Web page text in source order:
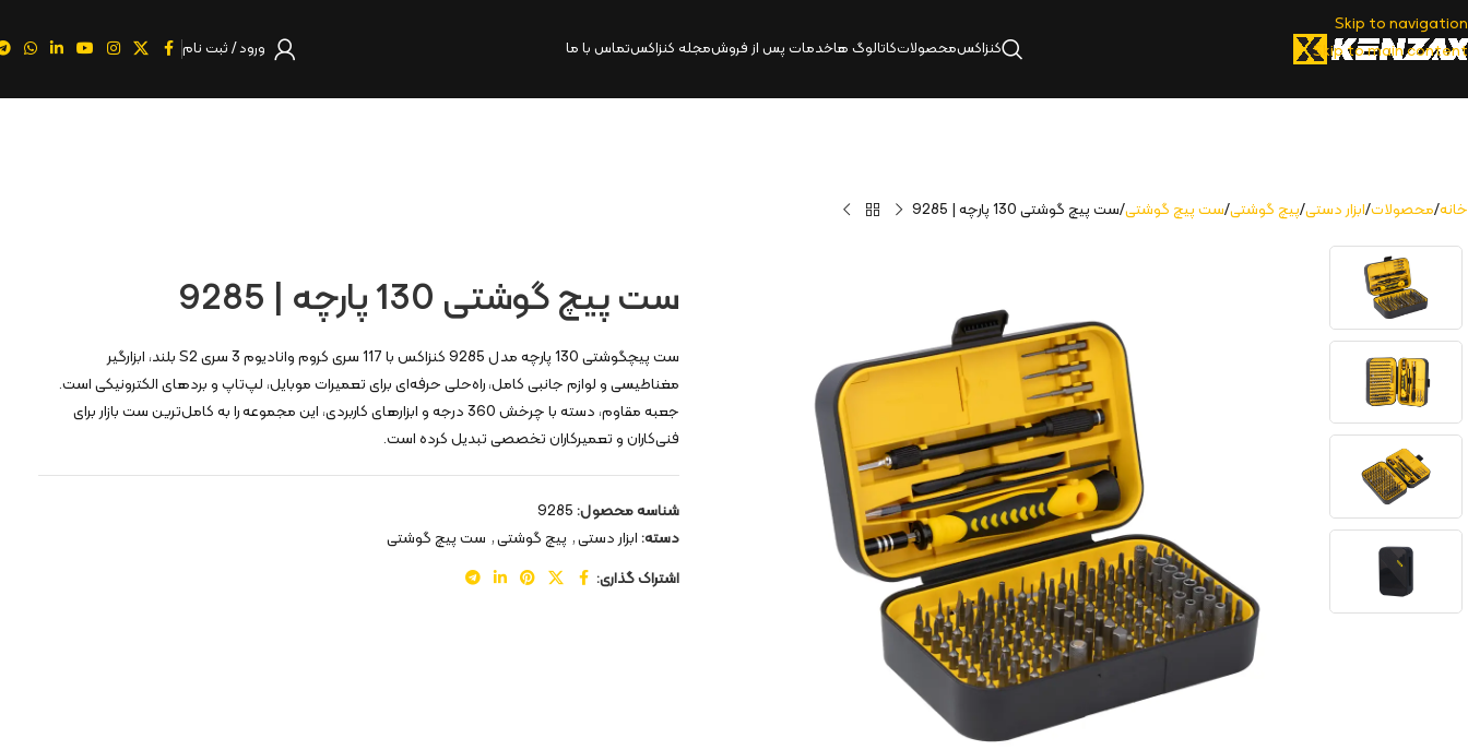
Skip to navigation
Skip to main content
کنزاکسمحصولاتکاتالوگ‌ هاخدمات پس از فروشمجله کنزاکستماس با ما ورود / ثبت نام
خانه محصولات ابزار دستی پیچ گوشتی ست پیچ گوشتی ست پیچ گوشتی 130 پارچه | 9285
ست پیچ گوشتی 130 پارچه | 9285
ست پیچگوشتی 130 پارچه مدل 9285 کنزاکس با 117 سری کروم وانادیوم 3 سری S2 بلند، ابزارگیر
مغناطیسی و لوازم جانبی کامل، راه‌حلی حرفه‌ای برای تعمیرات موبایل، لپ‌تاپ و بردهای الکترونیکی است.
جعبه مقاوم، دسته با چرخش 360 درجه و ابزارهای کاربردی، این مجموعه را به کامل‌ترین ست بازار برای
فنی‌کاران و تعمیرکاران تخصصی تبدیل کرده است.
شناسه محصول:9285
دسته:ابزار دستی, پیچ گوشتی, ست پیچ گوشتی
اشتراک گذاری: